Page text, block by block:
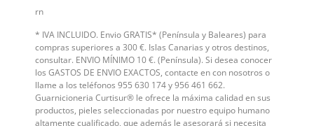
rn
* IVA INCLUIDO. Envio GRATIS* (Península y Baleares) para
compras superiores a 300 €. Islas Canarias y otros destinos,
consultar. ENVIO MÍNIMO 10 €. (Península). Si desea conocer
los GASTOS DE ENVIO EXACTOS, contacte en con nosotros o
llame a los teléfonos 955 630 174 y 956 461 662.
Guarnicioneria Curtisur® le ofrece la máxima calidad en sus
productos, pieles seleccionadas por nuestro equipo humano
altamente cualificado, que además le asesorará si necesita